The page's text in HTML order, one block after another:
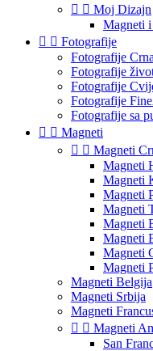
  Moj Dizajn
Magneti
  Fotografije
Fotografije
Fotografije
Fotografije
Fotografije
Fotografije sa
  Magneti
  Magneti
Magneti
Magneti
Magneti
Magneti
Magneti
Magneti
Magneti
Magneti
Magneti Belgija
Magneti Srbija
Magneti
  Magneti
San